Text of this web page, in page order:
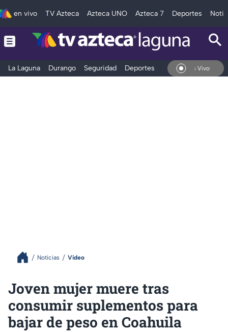
en vivo TV Azteca Azteca UNO Azteca 7 Deportes
La Laguna Durango Seguridad Deportes Entretenimiento
En Vivo
Noticias Video
Joven mujer muere tras
consumir suplementos para
bajar de peso en Coahuila